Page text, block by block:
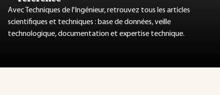
Avec Techniques de l'Ingénieur, retrouvez tous les articles
scientifiques et techniques : base de données, veille
technologique, documentation et expertise technique.